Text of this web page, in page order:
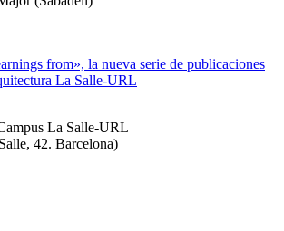
from», la nueva serie de publicaciones
La Salle-URL
La Salle-URL
42. Barcelona)